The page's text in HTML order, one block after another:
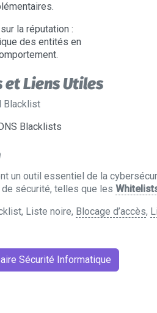
la réputation :
des entités en
et Liens Utiles
Blacklist
Blacklists
un outil essentiel de la
sécurité, telles que les
Liste noire, Blocage d’accès,
Sécurité Informatique